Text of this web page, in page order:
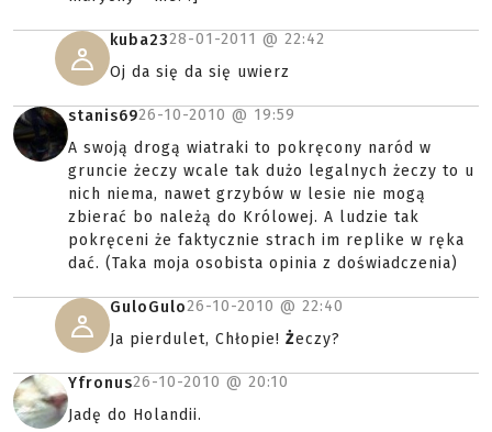
kuba2328-01-2011 @ 22:42
Oj da się da się uwierz
stanis6926-10-2010 @ 19:59
A swoją drogą wiatraki to pokręcony naród w
gruncie żeczy wcale tak dużo legalnych żeczy to u
nich niema, nawet grzybów w lesie nie mogą
zbierać bo należą do Królowej. A ludzie tak
pokręceni że faktycznie strach im replike w ręka
dać. (Taka moja osobista opinia z doświadczenia)
GuloGulo26-10-2010 @ 22:40
Ja pierdulet, Chłopie! Żeczy?
Yfronus26-10-2010 @ 20:10
Jadę do Holandii.